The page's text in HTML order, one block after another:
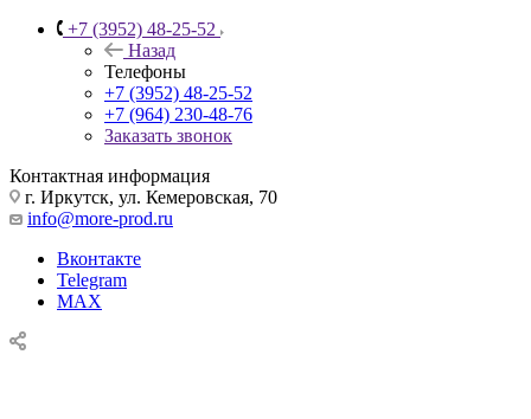
+7 (3952) 48-25-52
Назад
Телефоны
+7 (3952) 48-25-52
+7 (964) 230-48-76
Заказать звонок
Контактная информация
г. Иркутск, ул. Кемеровская, 70
info@more-prod.ru
Вконтакте
Telegram
MAX